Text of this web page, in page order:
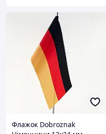
Флажок Dobroznak